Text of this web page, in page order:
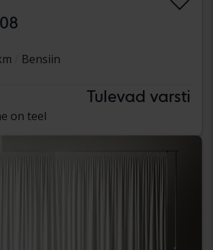
Bensiin
Tulevad varsti
on teel